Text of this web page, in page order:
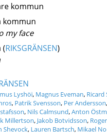
kommun
kommun
my face
(RIKSGRÄNSEN)
Lyshöi, Magnus Eveman, Ricard
, Patrik Svensson, Per Andersson
, Nils Calmsund,Anton
Millertson, Jakob Botvidsson,
Shevock, Lauren Bartsch, Mikael